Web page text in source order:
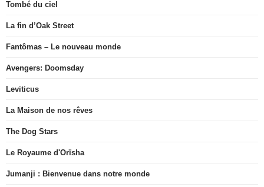
Tombé du ciel
La fin d’Oak Street
Fantômas – Le nouveau monde
Avengers: Doomsday
Leviticus
La Maison de nos rêves
The Dog Stars
Le Royaume d'Orïsha
Jumanji : Bienvenue dans notre monde